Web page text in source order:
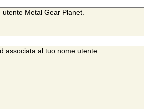
utente Metal Gear Planet.
associata al tuo nome utente.